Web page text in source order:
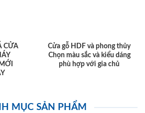
CỬA
Cửa gỗ HDF và phong thủy
Chọn màu sắc và kiểu dáng
phù hợp với gia chủ
MỤC SẢN PHẨM